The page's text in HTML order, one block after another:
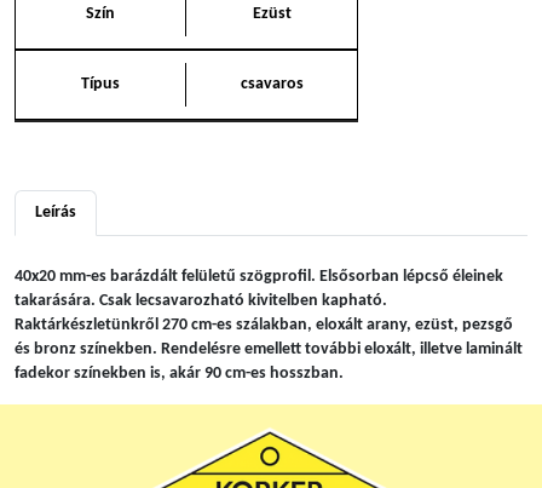
Szín Ezüst
Típus csavaros
Leírás
40x20 mm-es barázdált felületű szögprofil. Elsősorban lépcső éleinek
takarására. Csak lecsavarozható kivitelben kapható.
Raktárkészletünkről 270 cm-es szálakban, eloxált arany, ezüst, pezsgő
és bronz színekben. Rendelésre emellett további eloxált, illetve laminált
fadekor színekben is, akár 90 cm-es hosszban.